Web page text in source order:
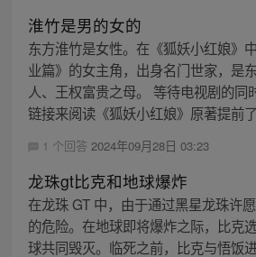
淮竹是男的女的
东方淮竹是女性。在《狐妖小红娘》
业篇》的女主角，出身名门世家，是
人、王权富贵之母。 等待电视剧的同
链接来阅读《狐妖小红娘》原著提前
1 个回答 2024年09月28日 03:23
龙珠gt比克和地球爆炸
在龙珠 GT 中，由于通过黑星龙珠许
的危险。在地球即将爆炸之际，比克
球共同毁灭。临死之前，比克与悟饭